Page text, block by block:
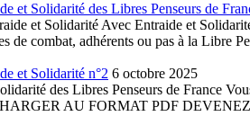
et Solidarité des Libres Penseurs de
et Solidarité Avec Entraide et
de combat, adhérents ou pas à la
et Solidarité n°2 6 octobre 2025
des Libres Penseurs de France
AU FORMAT PDF